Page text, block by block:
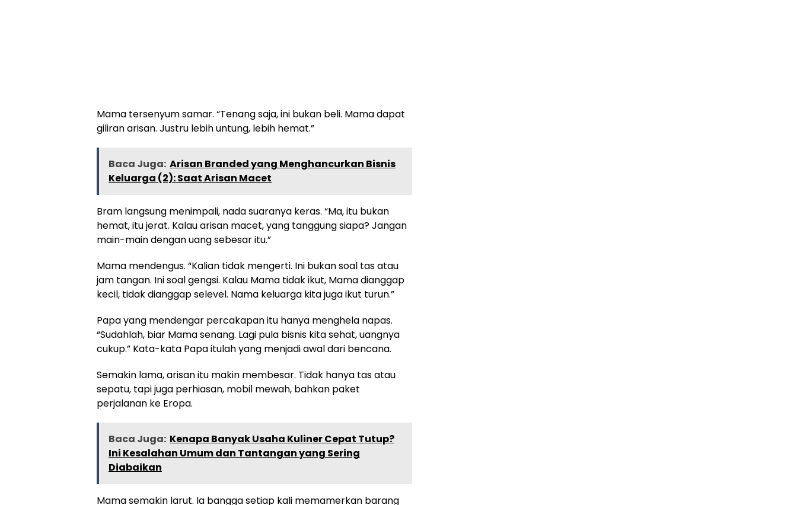
Mama tersenyum samar. “Tenang saja, ini bukan beli. Mama dapat
giliran arisan. Justru lebih untung, lebih hemat.”
Baca Juga: Arisan Branded yang Menghancurkan Bisnis
Keluarga (2): Saat Arisan Macet
Bram langsung menimpali, nada suaranya keras. “Ma, itu bukan
hemat, itu jerat. Kalau arisan macet, yang tanggung siapa? Jangan
main-main dengan uang sebesar itu.”
Mama mendengus. “Kalian tidak mengerti. Ini bukan soal tas atau
jam tangan. Ini soal gengsi. Kalau Mama tidak ikut, Mama dianggap
kecil, tidak dianggap selevel. Nama keluarga kita juga ikut turun.”
Papa yang mendengar percakapan itu hanya menghela napas.
“Sudahlah, biar Mama senang. Lagi pula bisnis kita sehat, uangnya
cukup.” Kata-kata Papa itulah yang menjadi awal dari bencana.
Semakin lama, arisan itu makin membesar. Tidak hanya tas atau
sepatu, tapi juga perhiasan, mobil mewah, bahkan paket
perjalanan ke Eropa.
Baca Juga: Kenapa Banyak Usaha Kuliner Cepat Tutup?
Ini Kesalahan Umum dan Tantangan yang Sering
Diabaikan
Mama semakin larut. Ia bangga setiap kali memamerkan barang